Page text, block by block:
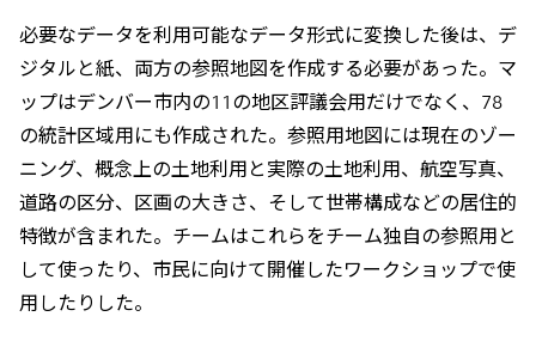
必要なデータを利用可能なデータ形式に変換した後は、デ
ジタルと紙、両方の参照地図を作成する必要があった。マ
ップはデンバー市内の11の地区評議会用だけでなく、78
の統計区域用にも作成された。参照用地図には現在のゾー
ニング、概念上の土地利用と実際の土地利用、航空写真、
道路の区分、区画の大きさ、そして世帯構成などの居住的
特徴が含まれた。チームはこれらをチーム独自の参照用と
して使ったり、市民に向けて開催したワークショップで使
用したりした。